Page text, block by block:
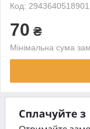
Код: 2943640518901
70 ₴
Мінімальна сума